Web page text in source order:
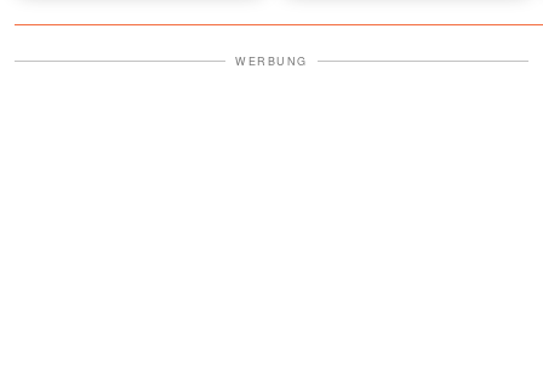
alles, was du über sie weißt,
anderen nie sehen sollten
WERBUNG